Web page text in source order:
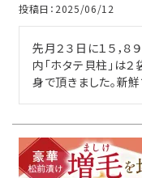
投稿日 2025/06/12
先月２３日に１５，８
内「ホタテ貝柱」は
身で頂きました。新